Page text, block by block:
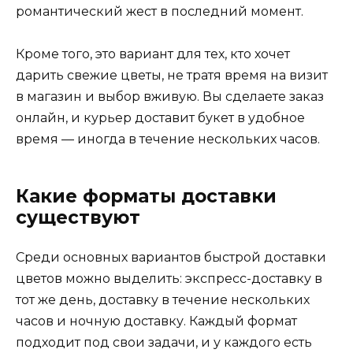
романтический жест в последний момент.
Кроме того, это вариант для тех, кто хочет
дарить свежие цветы, не тратя время на визит
в магазин и выбор вживую. Вы сделаете заказ
онлайн, и курьер доставит букет в удобное
время — иногда в течение нескольких часов.
Какие форматы доставки
существуют
Среди основных вариантов быстрой доставки
цветов можно выделить: экспресс-доставку в
тот же день, доставку в течение нескольких
часов и ночную доставку. Каждый формат
подходит под свои задачи, и у каждого есть